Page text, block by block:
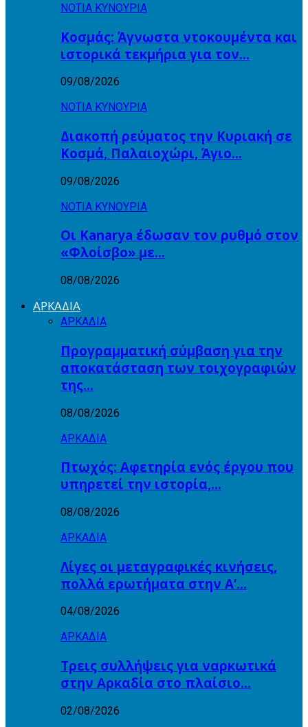
ΝΟΤΙΑ ΚΥΝΟΥΡΙΑ
Κοσμάς: Άγνωστα ντοκουμέντα και
ιστορικά τεκμήρια για τον…
09/08/2026
ΝΟΤΙΑ ΚΥΝΟΥΡΙΑ
Διακοπή ρεύματος την Κυριακή σε
Κοσμά, Παλαιοχώρι, Άγιο…
09/08/2026
ΝΟΤΙΑ ΚΥΝΟΥΡΙΑ
Οι Kanarya έδωσαν τον ρυθμό στον
«Φλοίσβο» με…
08/08/2026
ΑΡΚΑΔΙΑ
ΑΡΚΑΔΙΑ
Προγραμματική σύμβαση για την
αποκατάσταση των τοιχογραφιών
της…
08/08/2026
ΑΡΚΑΔΙΑ
Πτωχός: Αφετηρία ενός έργου που
υπηρετεί την ιστορία,…
08/08/2026
ΑΡΚΑΔΙΑ
Λίγες οι μεταγραφικές κινήσεις,
πολλά ερωτήματα στην Α’…
04/08/2026
ΑΡΚΑΔΙΑ
Τρεις συλλήψεις για ναρκωτικά
στην Αρκαδία στο πλαίσιο…
02/08/2026